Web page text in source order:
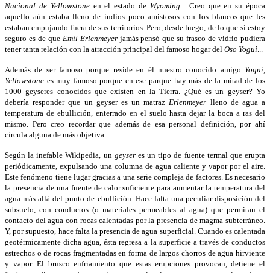
Nacional de Yellowstoneen el estado de Wyoming ... Creo que en su época
aquello aún estaba lleno de indios poco amistosos con los blancos que les
estaban empujando fuera de sus territorios. Pero, desde luego, de lo que sí estoy
seguro es de que Emil Erlenmeyerjamás pensó que su frasco de vidrio pudiera
tener tanta relación con la atracción principal del famoso hogar del Oso Yogui
Además de ser famoso porque reside en él nuestro conocido amigo Yogui
Yellowstone es muy famoso porque en ese parque hay más de la mitad de los
1000 geyseres conocidos que existen en la Tierra. ¿Qué es un geyser? Yo
debería responder que un geyser es un matraz Erlenmeyer lleno de agua a
temperatura de ebullición, enterrado en el suelo hasta dejar la boca a ras del
mismo. Pero creo recordar que además de esa personal definición, por ahí
circula alguna de más objetiva.
Según la inefable Wikipedia, un geyseres un tipo de fuente termal que erupta
periódicamente, expulsando una columna de agua caliente y vapor por el aire.
Este fenómeno tiene lugar gracias a una serie compleja de factores. Es necesario
la presencia de una fuente de calor suficiente para aumentar la temperatura del
agua más allá del punto de ebullición. Hace falta una peculiar disposición del
subsuelo, con conductos (o materiales permeables al agua) que permitan el
contacto del agua con rocas calentadas por la presencia de magma subterráneo.
Y, por supuesto, hace falta la presencia de agua superficial. Cuando es calentada
geotérmicamente dicha agua, ésta regresa a la superficie a través de conductos
estrechos o de rocas fragmentadas en forma de largos chorros de agua hirviente
y vapor. El brusco enfriamiento que estas erupciones provocan, detiene el